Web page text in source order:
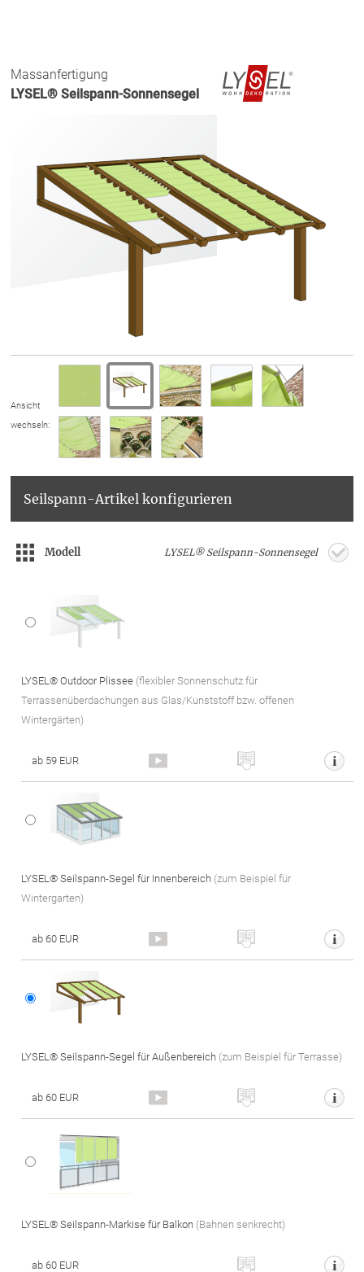
Massanfertigung
LYSEL® Seilspann-Sonnensegel
Ansicht
wechseln:
Seilspann-Artikel konfigurieren
Modell LYSEL® Seilspann-Sonnensegel
LYSEL® Outdoor Plissee (flexibler Sonnenschutz für
Terrassenüberdachungen aus Glas/Kunststoff bzw. offenen
Wintergärten)
ab 59 EUR
LYSEL® Seilspann-Segel für Innenbereich (zum Beispiel für
Wintergarten)
ab 60 EUR
LYSEL® Seilspann-Segel für Außenbereich (zum Beispiel für Terrasse)
ab 60 EUR
LYSEL® Seilspann-Markise für Balkon (Bahnen senkrecht)
ab 60 EUR